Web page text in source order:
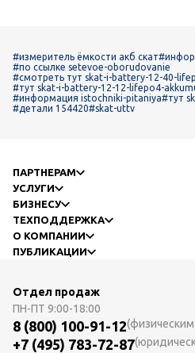
#измеритель ёмкости акб скат
#по ссылке setevoe-oborudovanie
#смотреть тут skat-i-battery-12-40-
#тут skat-i-battery-12-12-lifepo4-
#информация istochniki-pitaniya#тут
#детали 154420#skat-uttv
ПАРТНЕРАМ
УСЛУГИ
БИЗНЕСУ
ТЕХПОДДЕРЖКА
О КОМПАНИИ
ПУБЛИКАЦИИ
Отдел продаж
ПН-ПТ 9:00-18:00
8 (800) 100-91-12
+7 (495) 783-72-87